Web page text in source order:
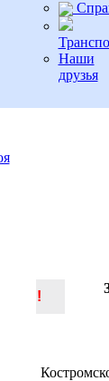
Наши
друзья
!